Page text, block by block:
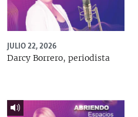
JULIO 22, 2026
Darcy Borrero, periodista